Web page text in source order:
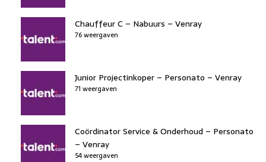
Chauffeur C – Nabuurs – Venray
76 weergaven
Junior Projectinkoper – Personato – Venray
71 weergaven
Coördinator Service & Onderhoud – Personato
– Venray
54 weergaven